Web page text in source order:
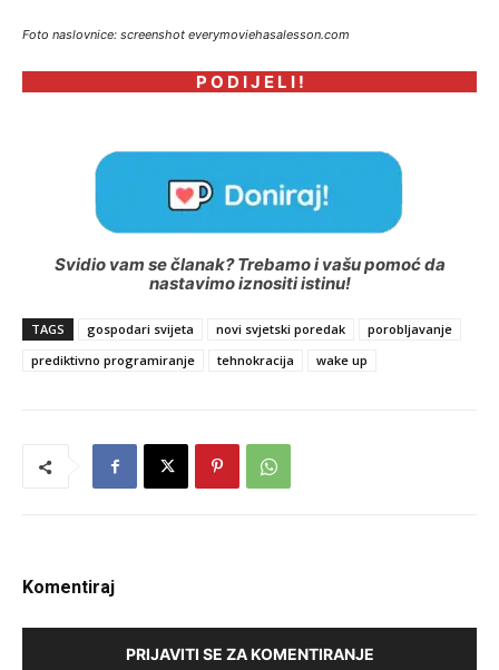
Foto naslovnice: screenshot everymoviehasalesson.com
P O D I J E L I !
Svidio vam se članak? Trebamo i vašu pomoć da
nastavimo iznositi istinu!
TAGS gospodari svijeta novi svjetski poredak
porobljavanje
prediktivno programiranje
tehnokracija wake up
Komentiraj
PRIJAVITI SE ZA KOMENTIRANJE